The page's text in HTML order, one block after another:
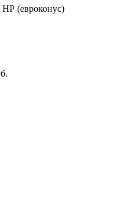
(евроконус)